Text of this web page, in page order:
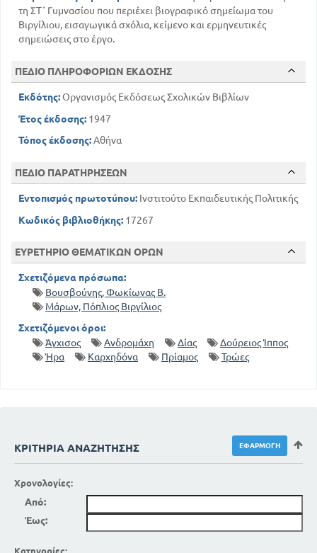
τη ΣΤ΄ Γυμνασίου που περιέχει βιογραφικό σημείωμα του
Βιργίλιου, εισαγωγικά σχόλια, κείμενο και ερμηνευτικές
σημειώσεις στo έργο.
ΠΕΔΙΟ ΠΛΗΡΟΦΟΡΙΩΝ ΕΚΔΟΣΗΣ
Εκδότης:Οργανισμός Εκδόσεως Σχολικών Βιβλίων
Έτος έκδοσης: 1947
Τόπος έκδοσης:Αθήνα
ΠΕΔΙΟ ΠΑΡΑΤΗΡΗΣΕΩΝ
Εντοπισμός πρωτοτύπου: Ινστιτούτο Εκπαιδευτικής Πολιτικής
Κωδικός βιβλιοθήκης: 17267
ΕΥΡΕΤΗΡΙΟ ΘΕΜΑΤΙΚΩΝ ΟΡΩΝ
Σχετιζόμενα πρόσωπα:
Βουσβούνης, Φωκίωνας Β.
Μάρων, Πόπλιος Βιργίλιος
Σχετιζόμενοι όροι:
Άγχισος
Ανδρομάχη Δίας
Δούρειος Ίππος
Ήρα
Καρχηδόνα Πρίαμος Τρώες
ΚΡΙΤΉΡΙΑ ΑΝΑΖΉΤΗΣΗΣ
Χρονολογίες:
Από:
Έως:
Κατηγορίες: